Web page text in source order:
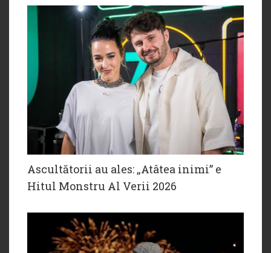
Ascultătorii au ales: „Atâtea inimi” e
Hitul Monstru Al Verii 2026